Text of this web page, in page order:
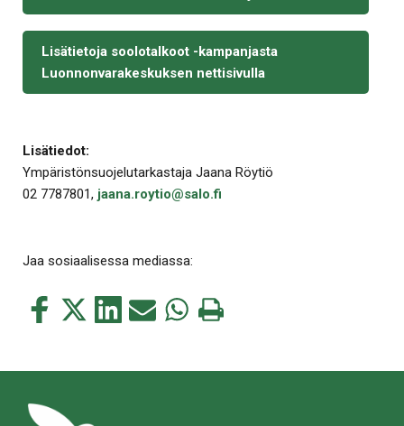
Lisätietoja soolotalkoot -kampanjasta
Luonnonvarakeskuksen nettisivulla
Lisätiedot:
Ympäristönsuojelutarkastaja Jaana Röytiö
02 7787801, jaana.roytio@salo.fi
Jaa sosiaalisessa mediassa:
Jaa
Jaa
Jaa Jaa Jaa Tulosta